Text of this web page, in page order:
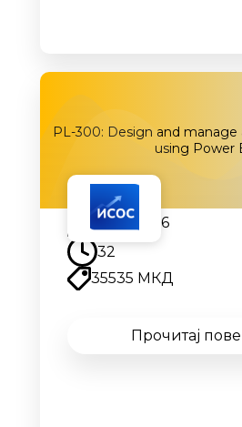
PL-300: Design and manage
using Power
17.08.2026
32
35535 МКД
Прочитај